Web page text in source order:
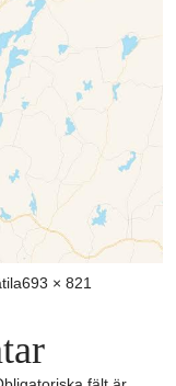
Full
693 × 821